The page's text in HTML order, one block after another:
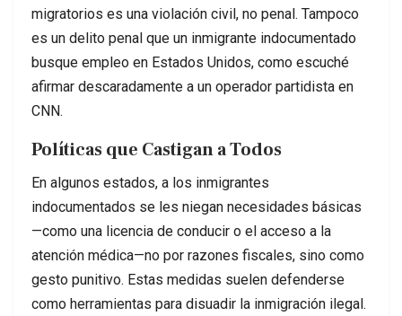
migratorios es una violación civil, no penal. Tampoco
es un delito penal que un inmigrante indocumentado
busque empleo en Estados Unidos, como escuché
afirmar descaradamente a un operador partidista en
CNN.
Políticas que Castigan a Todos
En algunos estados, a los inmigrantes
indocumentados se les niegan necesidades básicas
—como una licencia de conducir o el acceso a la
atención médica—no por razones fiscales, sino como
gesto punitivo. Estas medidas suelen defenderse
como herramientas para disuadir la inmigración ilegal.